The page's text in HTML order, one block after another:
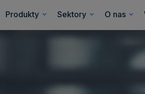
Produkty Sektory O nas